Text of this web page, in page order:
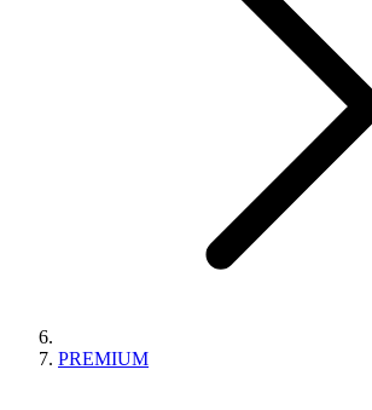
PREMIUM